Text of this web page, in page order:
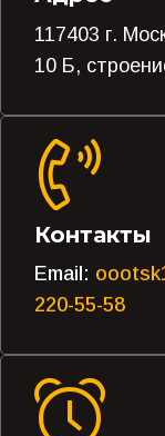
117403 г.
10 Б,
Контакты
Email:
220-55-58